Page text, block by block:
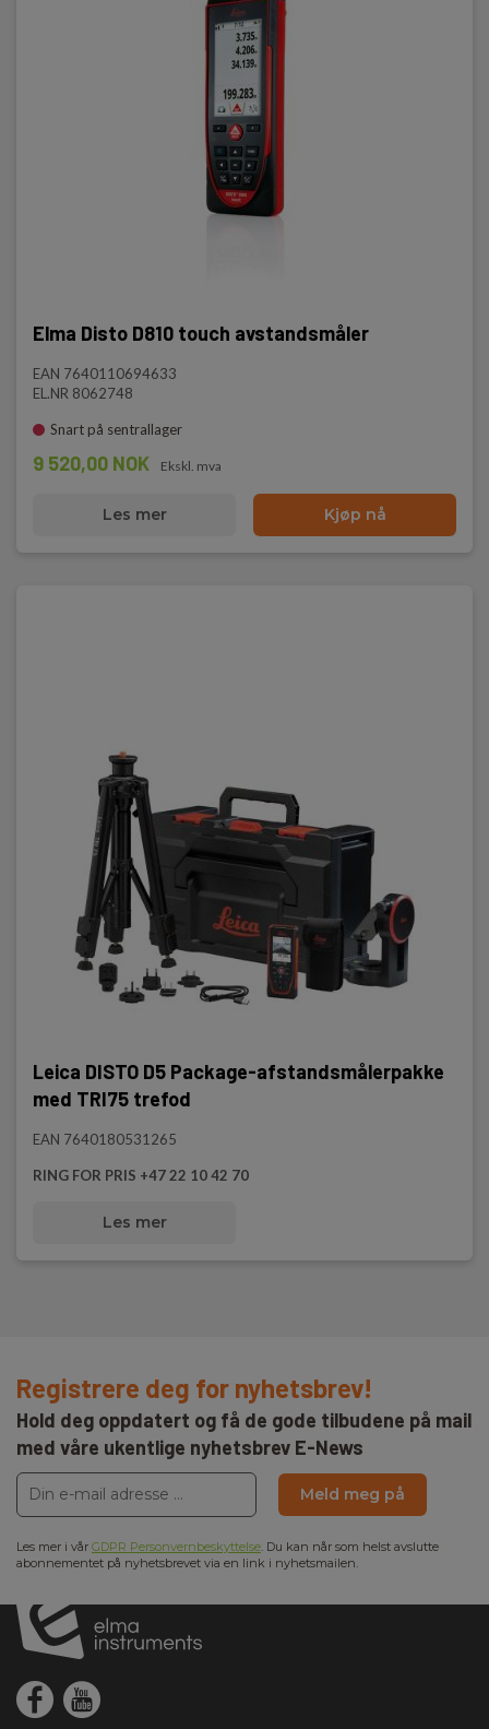
Elma Disto D810 touch avstandsmåler
EAN 7640110694633
EL.NR 8062748
Snart på sentrallager
9 520,00 NOK Ekskl. mva
Les mer Kjøp nå
Leica DISTO D5 Package-afstandsmålerpakke
med TRI75 trefod
EAN 7640180531265
RING FOR PRIS +47 22 10 42 70
Les mer
Registrere deg for nyhetsbrev!
Hold deg oppdatert og få de gode tilbudene på mail
med våre ukentlige nyhetsbrev E-News
Meld meg på
Les mer i vår GDPR Personvernbeskyttelse. Du kan når som helst avslutte
abonnementet på nyhetsbrevet via en link i nyhetsmailen.